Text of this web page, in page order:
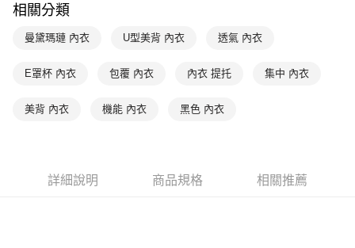
購買商品的店家。未經商家同意取消之訂單仍視為有效，需透過AFTEE先享
※ 交易是否成功請以「AFTEE先享後付 」之結帳頁面顯示為準，若有關於
客戶支援中心」
https://netprotections.freshdesk.com/support/home
１．透過由恩沛科技股份有限公司提供之「AFTEE先享後付」服務完成之交
３．未成年的使用者請事先徵得法定代理人或監護人之同意方可使用
每筆NT$90，滿NT$1,000(含以上)免運費
付款後萊爾富取貨
每筆NT$90，滿NT$1,000(含以上)免運費
相關分類
曼黛瑪璉 內衣 U型美背 內衣 透氣 內衣
E罩杯 內衣 包覆 內衣 內衣 提托 集中 內衣
美背 內衣 機能 內衣 黑色 內衣
詳細說明 商品規格 相關推薦